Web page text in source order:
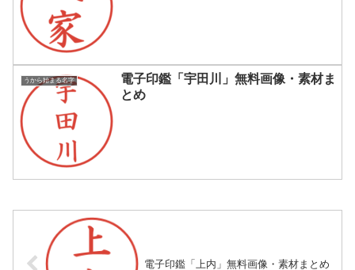
うから始まる名字
電子印鑑「宇田川」無料画像・素材ま
とめ
電子印鑑「上内」無料画像・素材まとめ